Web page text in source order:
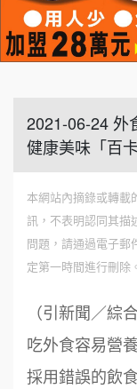
2021-06-24 外
健康美味「百卡
本網站內摘錄或轉載
訊，不表明認同其描
問題，請通過電子郵
定第一時間進行刪除
（引新聞／綜
吃外食容易營
採用錯誤的飲